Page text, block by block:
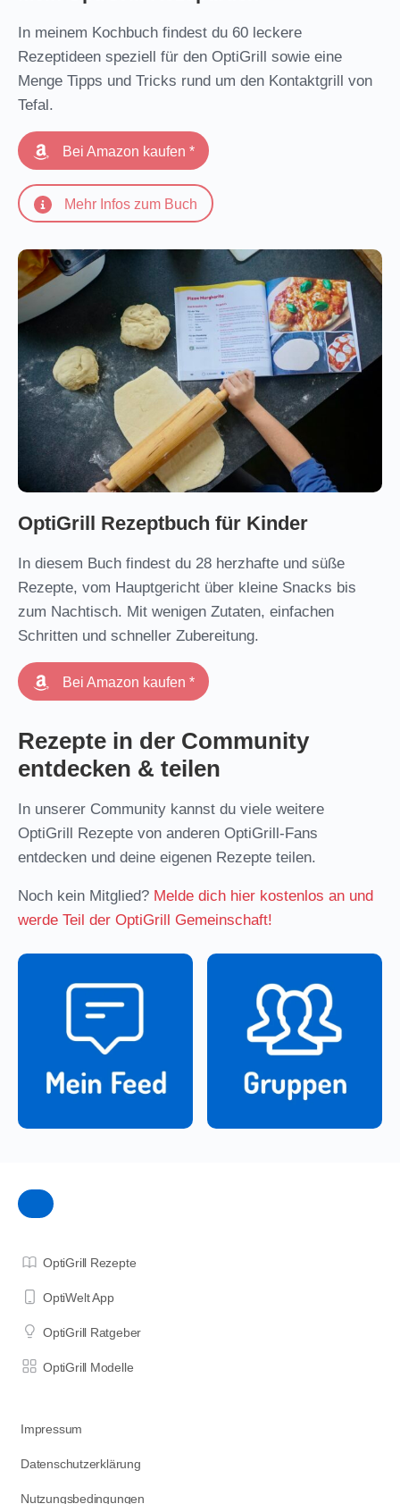
In meinem Kochbuch findest du 60 leckere
Rezeptideen speziell für den OptiGrill sowie eine
Menge Tipps und Tricks rund um den Kontaktgrill von
Tefal.
Bei Amazon kaufen *
Mehr Infos zum Buch
OptiGrill Rezeptbuch für Kinder
In diesem Buch findest du 28 herzhafte und süße
Rezepte, vom Hauptgericht über kleine Snacks bis
zum Nachtisch. Mit wenigen Zutaten, einfachen
Schritten und schneller Zubereitung.
Bei Amazon kaufen *
Rezepte in der Community
entdecken & teilen
In unserer Community kannst du viele weitere
OptiGrill Rezepte von anderen OptiGrill-Fans
entdecken und deine eigenen Rezepte teilen.
Noch kein Mitglied? Melde dich hier kostenlos an und
werde Teil der OptiGrill Gemeinschaft!
OptiGrill Rezepte
OptiWelt App
OptiGrill Ratgeber
OptiGrill Modelle
Impressum
Datenschutzerklärung
Nutzungsbedingungen